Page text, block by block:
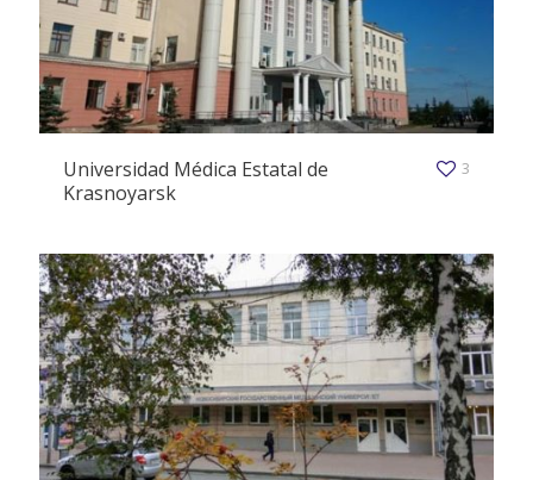
Universidad Médica Estatal de
Krasnoyarsk
3